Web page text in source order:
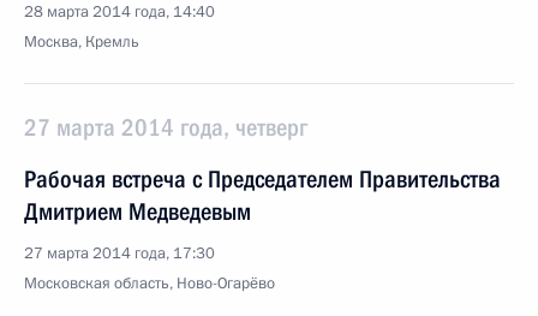
28 марта 2014 года, 14:40
Москва, Кремль
27 марта 2014 года, четверг
Рабочая встреча с Председателем Правительства
Дмитрием Медведевым
27 марта 2014 года, 17:30
Московская область, Ново-Огарёво